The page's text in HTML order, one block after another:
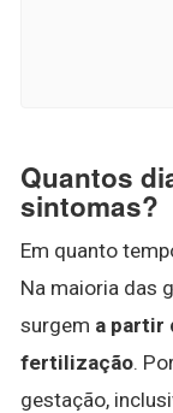
Quantos
sintomas?
Em quanto
Na maioria das
surgem a partir
fertilização.
gestação,